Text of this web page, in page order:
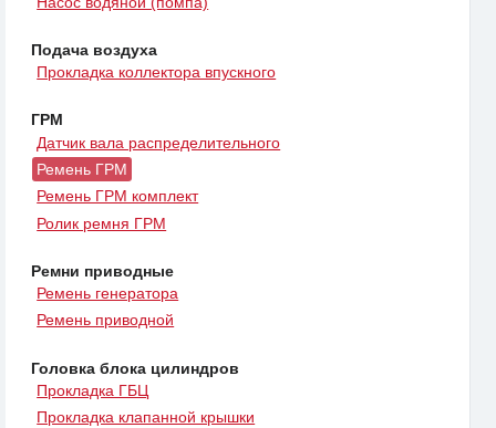
Подача воздуха
Прокладка коллектора впускного
ГРМ
Датчик вала распределительного
Ремень ГРМ
Ремень ГРМ комплект
Ролик ремня ГРМ
Ремни приводные
Ремень генератора
Ремень приводной
Головка блока цилиндров
Прокладка ГБЦ
Прокладка клапанной крышки